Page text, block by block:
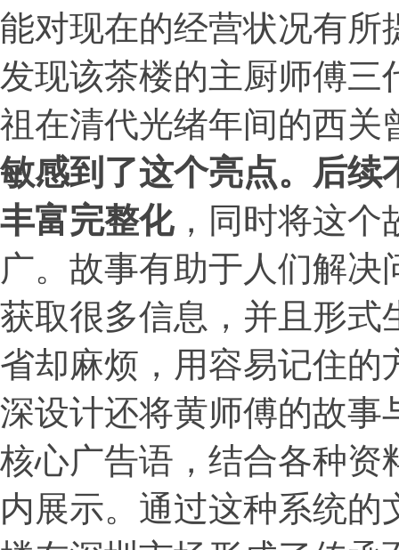
能对现在的经营状况有所
发现该茶楼的主厨师傅三
祖在清代光绪年间的西关
敏感到了这个亮点。后续
丰富完整化，同时将这个
广。故事有助于人们解
获取很多信息，并且形式
省却麻烦，用容易记住的
深设计还将黄师傅的故事
核心广告语，结合各种资
内展示。通过这种系统